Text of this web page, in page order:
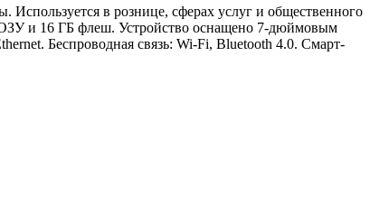
в рознице, сферах услуг и общественного
и 16 ГБ флеш. Устройство оснащено 7-дюймовым
Беспроводная связь: Wi-Fi, Bluetooth 4.0. Смарт-